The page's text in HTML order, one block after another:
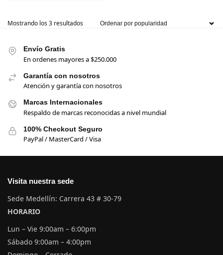
Mostrando los 3 resultados
Envío Gratis
En ordenes mayores a $250.000
Garantía con nosotros
Atención y garantía con nosotros
Marcas Internacionales
Respaldo de marcas reconocidas a nivel mundial
100% Checkout Seguro
PayPal / MasterCard / Visa
Visita nuestra sede
Sede Medellín: Carrera 43 # 30-79
HORARIO
Lun – Vie 9:00am – 6:00pm
Sábado 9:00am – 4:00pm